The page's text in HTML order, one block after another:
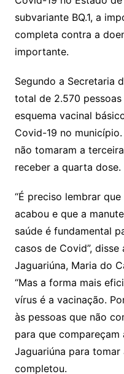
subvariante BQ.1, a
completa contra a
importante.
Segundo a Secretaria
total de 2.570
esquema vacinal
Covid-19 no
não tomaram a
receber a quarta dose.
“É preciso lembrar
acabou e que a
saúde é fundamental
casos de Covid”,
Jaguariúna, Maria do
“Mas a forma mais
vírus é a vacinação.
às pessoas que não
para que compareçam
Jaguariúna para tomar
completou.